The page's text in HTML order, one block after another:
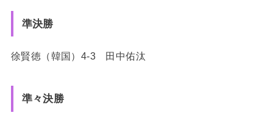
準決勝
徐賢徳（韓国）4-3 田中佑汰
準々決勝